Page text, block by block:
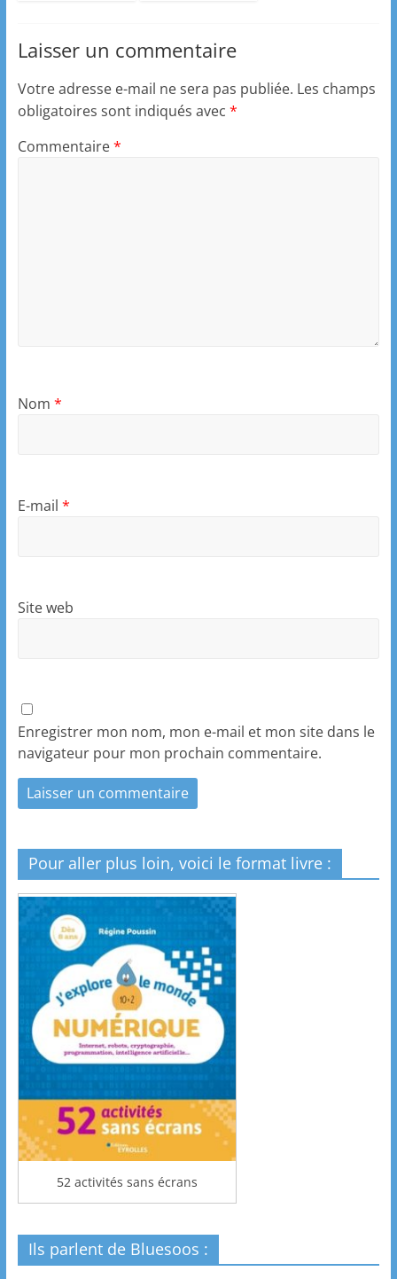
Laisser un commentaire
Votre adresse e-mail ne sera pas publiée. Les champs
obligatoires sont indiqués avec *
Commentaire*
Nom *
E-mail *
Site web
Enregistrer mon nom, mon e-mail et mon site dans le
navigateur pour mon prochain commentaire.
Pour aller plus loin, voici le format livre :
52 activités sans écrans
Ils parlent de Bluesoos :